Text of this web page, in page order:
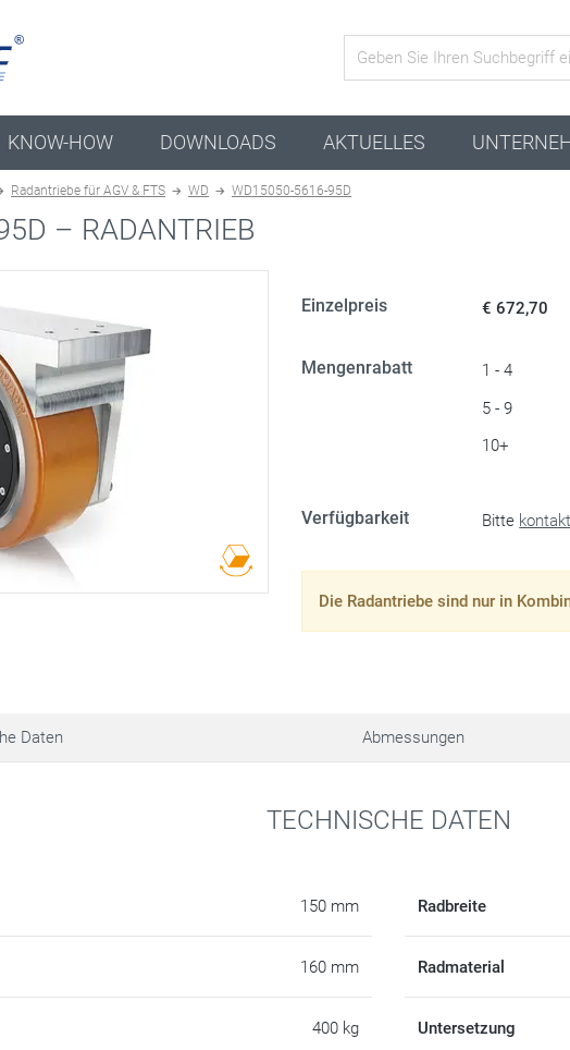
KNOW-HOW DOWNLOADS AKTUELLES
Radantriebe für AGV & FTS WD WD15050-5616-95D
– RADANTRIEB
Einzelpreis € 672,70
Mengenrabatt 1 - 4
5 - 9
10+
Verfügbarkeit Bitte
Die Radantriebe sind nur in
Daten Abmessungen
TECHNISCHE DATEN
150 mm
160 mm
400 kg
Radbreite
Radmaterial
Untersetzung